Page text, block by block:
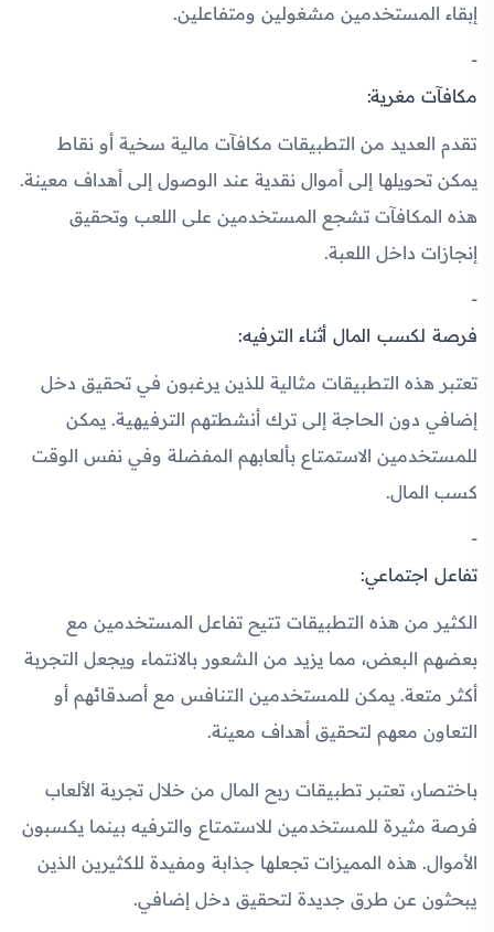
إبقاء المستخدمين مشغولين ومتفاعلين.
مكافآت مغرية:
تقدم العديد من التطبيقات مكافآت مالية سخية أو نقاط
يمكن تحويلها إلى أموال نقدية عند الوصول إلى أهداف معينة.
هذه المكافآت تشجع المستخدمين على اللعب وتحقيق
إنجازات داخل اللعبة.
فرصة لكسب المال أثناء الترفيه:
تعتبر هذه التطبيقات مثالية للذين يرغبون في تحقيق دخل
إضافي دون الحاجة إلى ترك أنشطتهم الترفيهية. يمكن
للمستخدمين الاستمتاع بألعابهم المفضلة وفي نفس الوقت
كسب المال.
تفاعل اجتماعي:
الكثير من هذه التطبيقات تتيح تفاعل المستخدمين مع
بعضهم البعض، مما يزيد من الشعور بالانتماء ويجعل التجربة
أكثر متعة. يمكن للمستخدمين التنافس مع أصدقائهم أو
التعاون معهم لتحقيق أهداف معينة.
باختصار، تعتبر تطبيقات ربح المال من خلال تجربة الألعاب
فرصة مثيرة للمستخدمين للاستمتاع والترفيه بينما يكسبون
الأموال. هذه المميزات تجعلها جذابة ومفيدة للكثيرين الذين
يبحثون عن طرق جديدة لتحقيق دخل إضافي.